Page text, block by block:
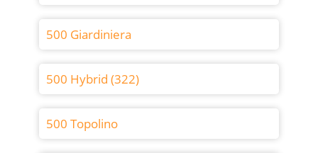
500 Giardiniera
500 Hybrid (322)
500 Topolino